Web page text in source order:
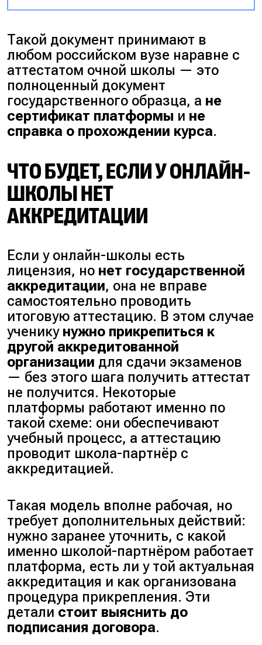
Такой документ принимают в
любом российском вузе наравне с
аттестатом очной школы — это
полноценный документ
государственного образца, а не
сертификат платформы и не
справка о прохождении курса.
ЧТО БУДЕТ, ЕСЛИ У ОНЛАЙН-
ШКОЛЫ НЕТ
АККРЕДИТАЦИИ
Если у онлайн-школы есть
лицензия, но нет государственной
аккредитации, она не вправе
самостоятельно проводить
итоговую аттестацию. В этом случае
ученику нужно прикрепиться к
другой аккредитованной
организации для сдачи экзаменов
— без этого шага получить аттестат
не получится. Некоторые
платформы работают именно по
такой схеме: они обеспечивают
учебный процесс, а аттестацию
проводит школа-партнёр с
аккредитацией.
Такая модель вполне рабочая, но
требует дополнительных действий:
нужно заранее уточнить, с какой
именно школой-партнёром работает
платформа, есть ли у той актуальная
аккредитация и как организована
процедура прикрепления. Эти
детали стоит выяснить до
подписания договора.